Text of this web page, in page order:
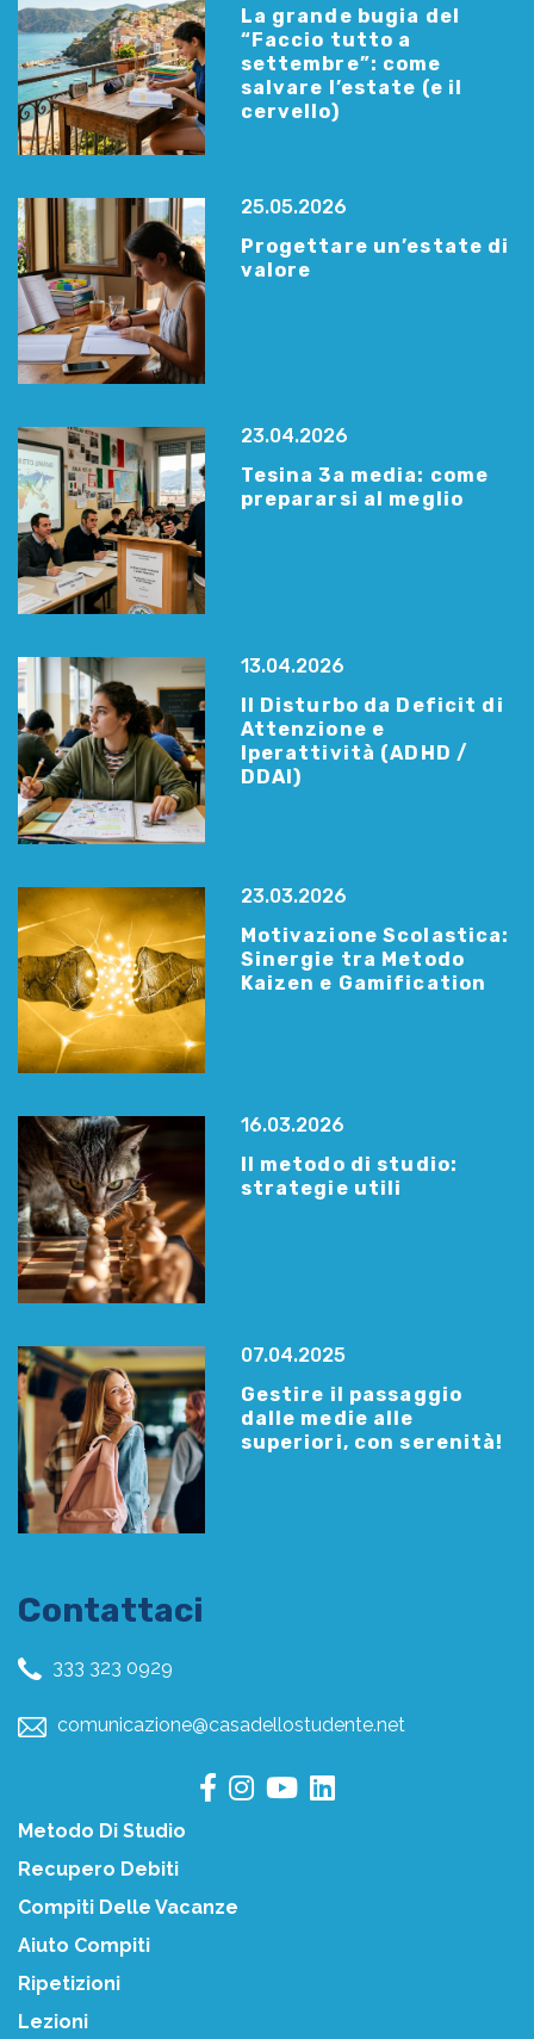
La grande bugia del
“Faccio tutto a
settembre”: come
salvare l’estate (e il
cervello)
25.05.2026
Progettare un’estate di
valore
23.04.2026
Tesina 3a media: come
prepararsi al meglio
13.04.2026
Il Disturbo da Deficit di
Attenzione e
Iperattività (ADHD /
DDAI)
23.03.2026
Motivazione Scolastica:
Sinergie tra Metodo
Kaizen e Gamification
16.03.2026
Il metodo di studio:
strategie utili
07.04.2025
Gestire il passaggio
dalle medie alle
superiori, con serenità!
Contattaci
333 323 0929
comunicazione@casadellostudente.net
Metodo Di Studio
Recupero Debiti
Compiti Delle Vacanze
Aiuto Compiti
Ripetizioni
Lezioni